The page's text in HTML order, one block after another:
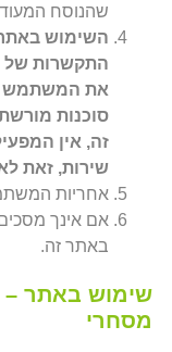
שהנוסח
השימוש באתר
התקשרות של
את המשתמש
סוכנות
זה, אין
שירות, זאת
אחריות
אם אינך
באתר זה.
שימוש באתר –
מסחרי